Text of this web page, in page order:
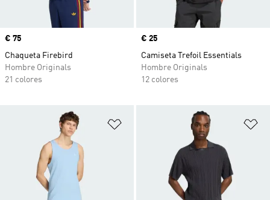
Precio
€ 75
Chaqueta Firebird
Hombre Originals
21 colores
Precio
€ 25
Camiseta Trefoil Essentials
Hombre Originals
12 colores
Añadir a la lista de deseos